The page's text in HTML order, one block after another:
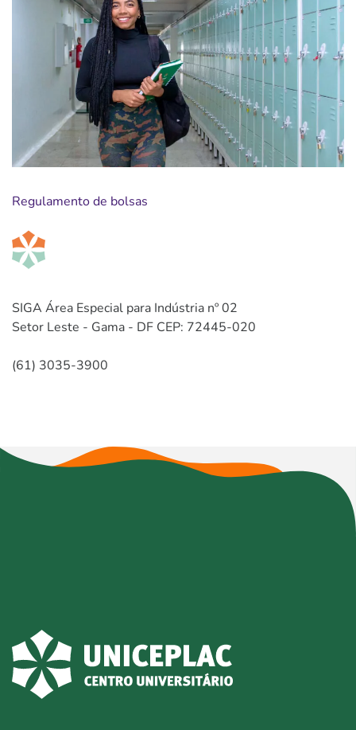
Regulamento de bolsas
SIGA Área Especial para Indústria nº 02
Setor Leste - Gama - DF CEP: 72445-020
(61) 3035-3900